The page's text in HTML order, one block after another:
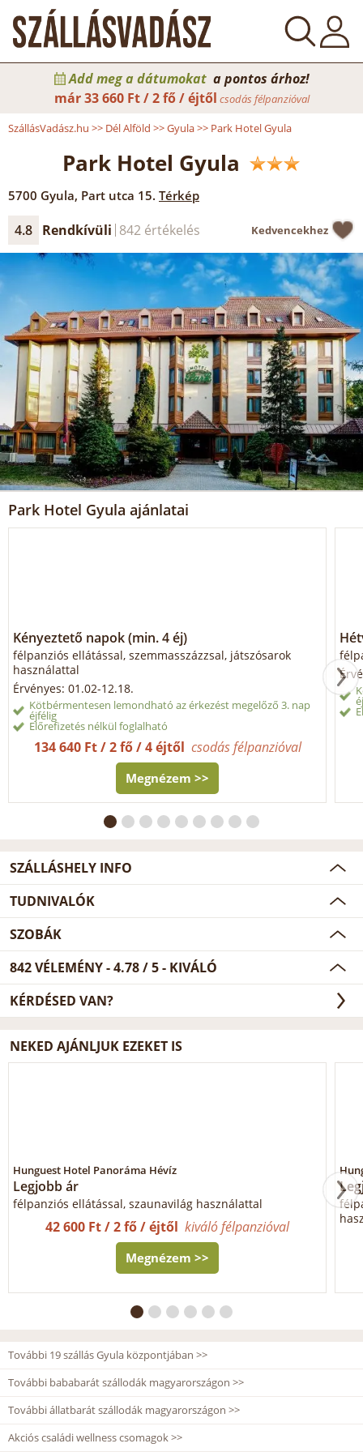
Add meg a dátumokat a pontos árhoz!
már33 660 Ft / 2 fő / éjtől csodás félpanzióval
SzállásVadász.hu >> Dél Alföld >>Gyula>> Park Hotel Gyula
Park Hotel Gyula
5700 Gyula, Part utca 15. Térkép
4.8 Rendkívüli 842 értékelés Kedvencekhez
Park Hotel Gyula ajánlatai
Kényeztető napok (min. 4 éj)
félpanziós ellátással, szemmasszázzsal, játszósarok
használattal
Érvényes: 01.02-12.18.
Kötbérmentesen lemondható az érkezést megelőző 3. nap
éjfélig
Előrefizetés nélkül foglalható
134 640 Ft / 2 fő / 4 éjtől csodás félpanzióval
Megnézem >>
SZÁLLÁSHELY INFO
TUDNIVALÓK
SZOBÁK
842VÉLEMÉNY -4.78/5- KIVÁLÓ
KÉRDÉSED VAN?
NEKED AJÁNLJUK EZEKET IS
Hunguest Hotel Panoráma Hévíz
Legjobb ár
félpanziós ellátással, szaunavilág használattal
42 600 Ft / 2 fő / éjtőlkiváló félpanzióval
Megnézem >>
További 19 szállás Gyula központjában >>
További bababarát szállodák magyarországon >>
További állatbarát szállodák magyarországon >>
Akciós családi wellness csomagok >>